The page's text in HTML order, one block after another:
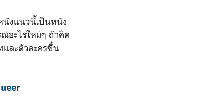
นังแนวนี้เป็นหนัง
อะไรใหม่ๆ ถ้าคิด
ละตัวละครขึ้น